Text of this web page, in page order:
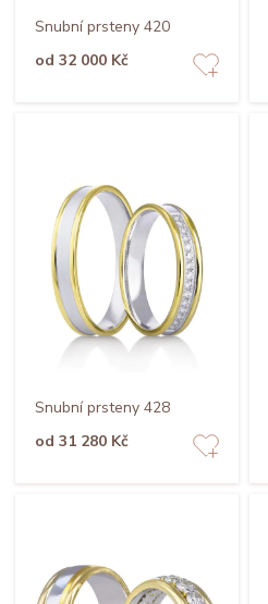
Snubní prsteny 420
od 32 000 Kč
Snubní prsteny 428
od 31 280 Kč